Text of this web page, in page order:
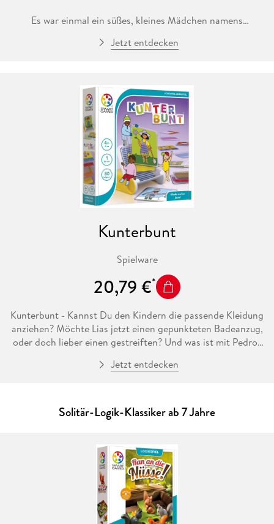
Es war einmal ein süßes, kleines Mädchen namens
Wolf will zum Haus der Oma. Du musst zwei verschiedene
Wege finden, die sich nicht kreuzen dürfen.
Am Anfang werden Rotkäppchen, Bäume, das Haus und der
Wolf auf dem Spielbrett platziert und dann muss der richtige
Weg zum Haus gelegt werden.
Das wunderschön gestaltete Spiel beinhaltet zwei
spannende Spielvarianten mit und ohne Wolf. Insgesamt 48
Aufgaben (je 24 mit/ohne Wolf) und als tolle Ergänzung ein
Märchen-Bilderbuch mit der Geschichte von Rotkäppchen
bietet dieses Lernspiel für (Vorschul-)Kinder.
Jetzt entdecken
Kunterbunt
Spielware
20,79 €
Kunterbunt - Kannst Du den Kindern die passende Kleidung
anziehen? Möchte Lias jetzt einen gepunkteten Badeanzug,
oder doch lieber einen gestreiften? Und was ist mit Pedro?
passenden Farben und Muster, aber pass gut auf, die
Jetzt entdecken
Solitär-Logik-Klassiker ab 7 Jahre